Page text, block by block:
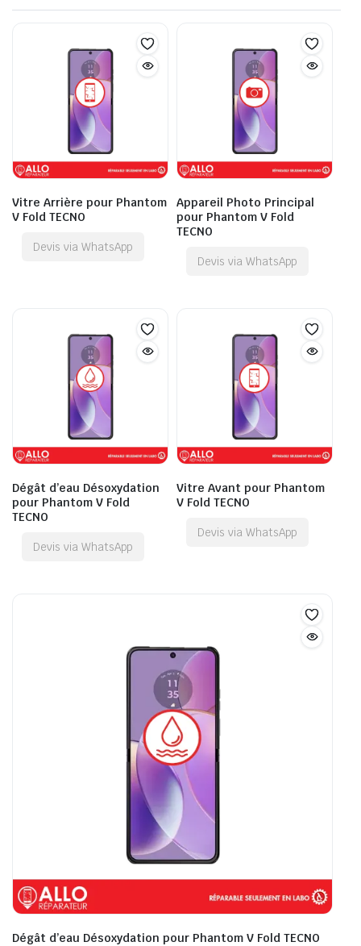
Vitre Arrière pour Phantom
V Fold TECNO
Devis via WhatsApp
Appareil Photo Principal
pour Phantom V Fold
TECNO
Devis via WhatsApp
Dégât d’eau Désoxydation
pour Phantom V Fold
TECNO
Devis via WhatsApp
Vitre Avant pour Phantom
V Fold TECNO
Devis via WhatsApp
Dégât d’eau Désoxydation pour Phantom V Fold TECNO